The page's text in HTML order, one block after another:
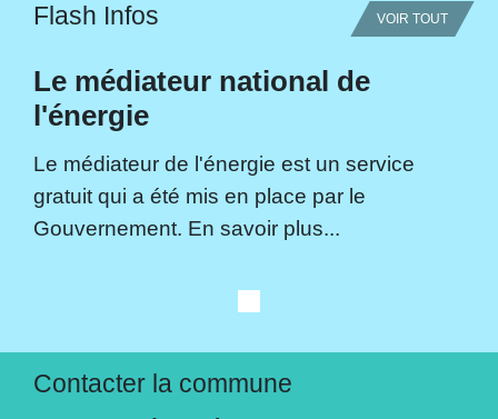
Flash Infos VOIR TOUT
Le médiateur national de
l'énergie
Le médiateur de l'énergie est un service
gratuit qui a été mis en place par le
Gouvernement. En savoir plus...
Contacter la commune